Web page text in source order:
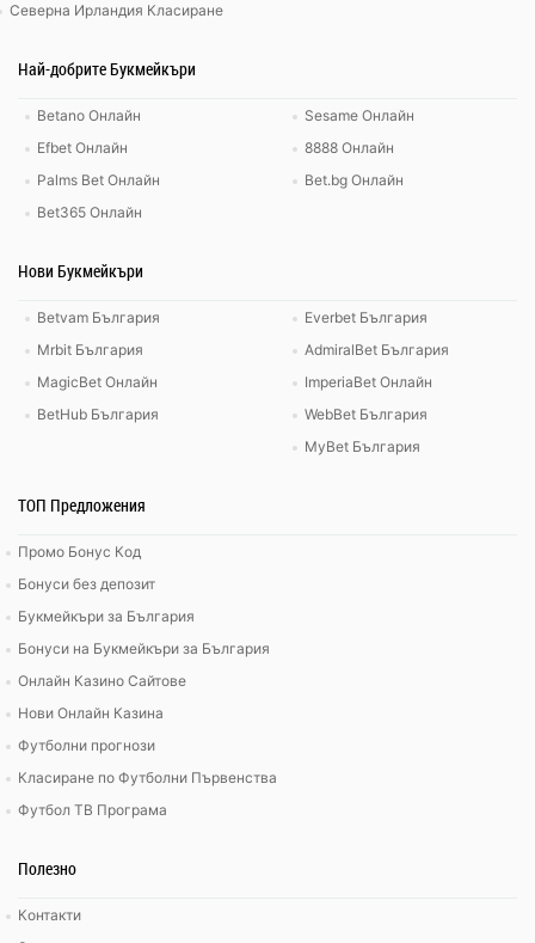
Северна Ирландия Класиране
Най-добрите Букмейкъри
Betano Онлайн
Efbet Онлайн
Palms Bet Онлайн
Bet365 Онлайн
Sesame Онлайн
8888 Онлайн
Bet.bg Онлайн
Нови Букмейкъри
Betvam България
Mrbit България
MagicBet Онлайн
BetHub България
Everbet България
AdmiralBet България
ImperiaBet Онлайн
WebBet България
MyBet България
ТОП Предложения
Промо Бонус Код
Бонуси без депозит
Букмейкъри за България
Бонуси на Букмейкъри за България
Онлайн Казино Сайтове
Нови Онлайн Казина
Футболни прогнози
Класиране по Футболни Първенства
Футбол ТВ Програма
Полезно
Контакти